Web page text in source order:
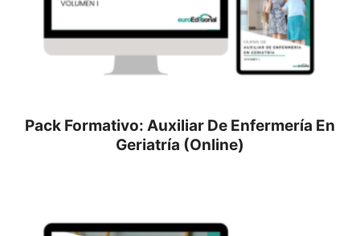
Pack Formativo: Auxiliar De Enfermería En
Geriatría (Online)